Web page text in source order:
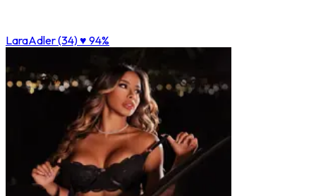
LaraAdler (34)♥ 94%